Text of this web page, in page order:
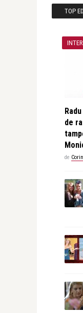
TOP
de
de